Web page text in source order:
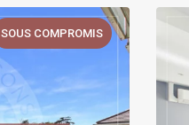
SOUS COMPROMIS